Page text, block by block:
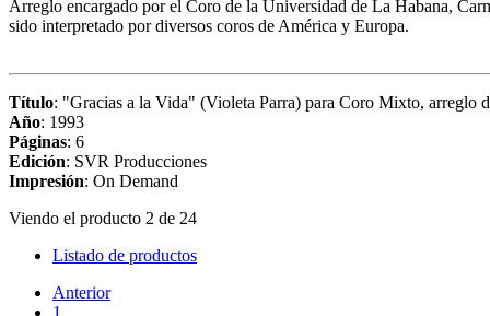
Arreglo encargado por el Coro de la Universidad de La Habana,
sido interpretado por diversos coros de América y Europa.
Título: "Gracias a la Vida" (Violeta Parra) para Coro Mixto, arreglo
Año: 1993
Páginas: 6
Edición: SVR Producciones
Impresión: On Demand
Viendo el producto 2 de 24
Listado de productos
Anterior
1